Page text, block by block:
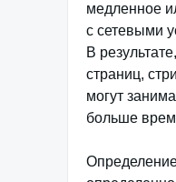
медленное
с сетевыми
В
страниц,
могут
больше